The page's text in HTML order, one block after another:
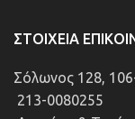
ΣΤΟΙΧΕΊΑ
Σόλωνος 128,
213-0080255